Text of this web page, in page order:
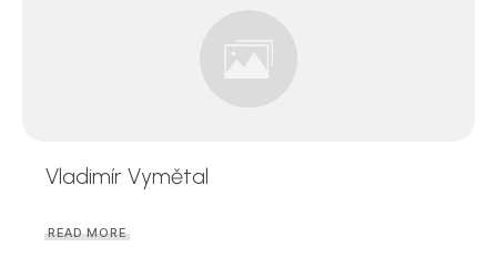
Vladimír Vymětal
READ MORE